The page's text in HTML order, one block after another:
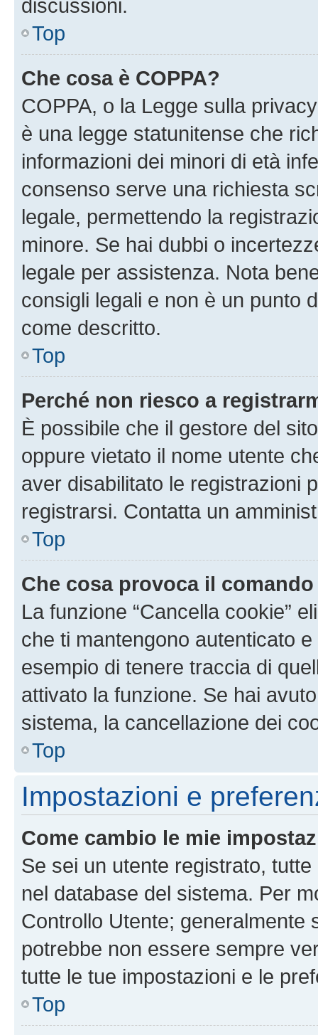
discussioni.
Top
Che cosa è COPPA?
COPPA, o la Legge sulla
è una legge statunitense che
informazioni dei minori di età
consenso serve una richiesta
legale, permettendo la
minore. Se hai dubbi o
legale per assistenza. Nota
consigli legali e non è un punto
come descritto.
Top
Perché non riesco a
È possibile che il gestore del
oppure vietato il nome utente
aver disabilitato le registrazioni
registrarsi. Contatta un
Top
Che cosa provoca il
La funzione “Cancella cookie”
che ti mantengono autenticato
esempio di tenere traccia di
attivato la funzione. Se hai
sistema, la cancellazione dei
Top
Impostazioni e
Come cambio le mie
Se sei un utente registrato,
nel database del sistema. Per
Controllo Utente; generalmente
potrebbe non essere sempre
tutte le tue impostazioni e le
Top